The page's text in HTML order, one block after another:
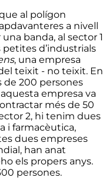
al polígon
a nivell
banda, al sector 1
d’industrials
, una empresa
teixit - no teixit. En
200 persones
empresa va
més de 50
2, hi tenim dues
i farmacèutica,
dues empreses
han anat
els propers anys.
persones.